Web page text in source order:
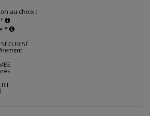
au choix :
*